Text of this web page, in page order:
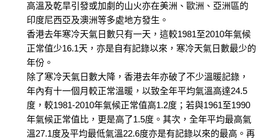
高溫及乾旱引發或加劇的山火亦在美洲、歐洲、亞洲區的
印度尼西亞及澳洲等多處地方發生。
香港去年寒冷天氣日數只有一天，這較1981至2010年氣候
正常值少16.1天，亦是自有記錄以來，寒冷天氣日數最少的
年份。
除了寒冷天氣日數大降，香港去年亦破了不少溫暖記錄，
年內有十一個月較正常溫暖，以致全年平均氣溫高達24.5
度，較1981-2010年氣候正常值高1.2度；若與1961至1990
年氣候正常值比，更是高了1.5度。其次，全年平均最高氣
溫27.1度及平均最低氣溫22.6度亦是有記錄以來的最高。再